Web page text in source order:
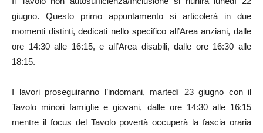
giugno. Questo primo appuntamento si articolerà in due
momenti distinti, dedicati nello specifico all’Area anziani, dalle
ore 14:30 alle 16:15, e all’Area disabili, dalle ore 16:30 alle
18:15.
I lavori proseguiranno l’indomani, martedì 23 giugno con il
Tavolo minori famiglie e giovani, dalle ore 14:30 alle 16:15
mentre il focus del Tavolo povertà occuperà la fascia oraria